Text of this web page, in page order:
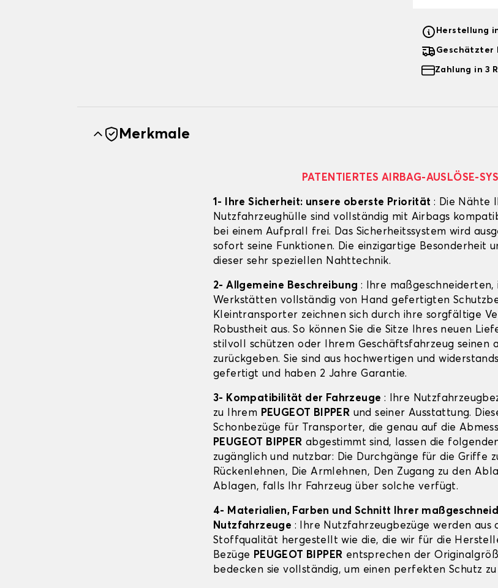
Herstellung
Geschätzter
Zahlung in 3
Merkmale
PATENTIERTES AIRBAG-AUSLÖSE-
1- Ihre Sicherheit: unsere oberste Priorität : Die Nähte
Nutzfahrzeughülle sind vollständig mit Airbags
bei einem Aufprall frei. Das Sicherheitssystem wird
sofort seine Funktionen. Die einzigartige Besonderheit
dieser sehr speziellen Nahttechnik.
2- Allgemeine Beschreibung : Ihre maßgeschneiderten,
Werkstätten vollständig von Hand gefertigten
Kleintransporter zeichnen sich durch ihre sorgfältige
Robustheit aus. So können Sie die Sitze Ihres neuen
stilvoll schützen oder Ihrem Geschäftsfahrzeug seinen
zurückgeben. Sie sind aus hochwertigen und
gefertigt und haben 2 Jahre Garantie.
3- Kompatibilität der Fahrzeuge : Ihre
zu Ihrem PEUGEOT BIPPER und seiner Ausstattung.
Schonbezüge für Transporter, die genau auf die
PEUGEOT BIPPER abgestimmt sind, lassen die
zugänglich und nutzbar: Die Durchgänge für die Griffe
Rückenlehnen, Die Armlehnen, Den Zugang zu den
Ablagen, falls Ihr Fahrzeug über solche verfügt.
4- Materialien, Farben und Schnitt Ihrer
Nutzfahrzeuge : Ihre Nutzfahrzeugbezüge werden aus
Stoffqualität hergestellt wie die, die wir für die
Bezüge PEUGEOT BIPPER entsprechen der
bedecken sie vollständig, um einen perfekten Schutz